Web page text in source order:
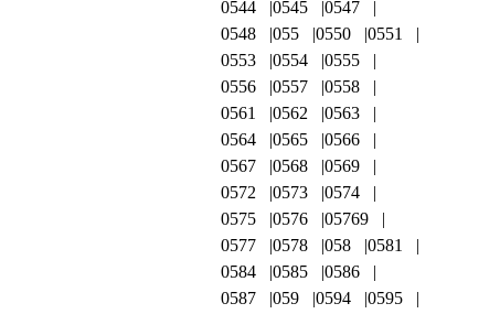
0544
0545
0547
0548
055 0550
0551
0553
0554
0555
0556
0557
0558
0561
0562
0563
0564
0565
0566
0567
0568
0569
0572
0573
0574
0575
0576
05769
0577
0578 058
0581
0584
0585
0586
0587
059 0594
0595